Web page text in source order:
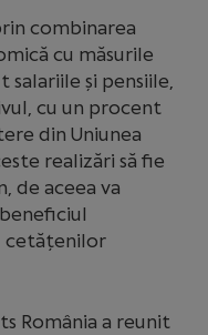
combinarea
cu măsurile
salariile și pensiile,
cu un procent
din Uniunea
realizări să fie
de aceea va
cetățenilor
România a reunit